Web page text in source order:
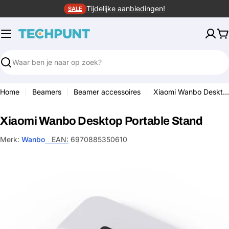
naar
inhoud
SALE Tijdelijke aanbiedingen!
Zoeken
Home Beamers Beamer accessoires Xiaomi Wanbo Desktop Portable Stand
Xiaomi Wanbo Desktop Portable Stand
Merk: Wanbo EAN: 6970885350610